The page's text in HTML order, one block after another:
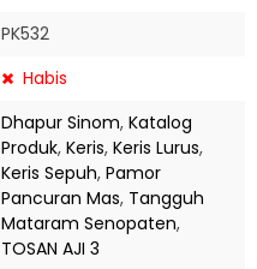
PK532
Habis
Dhapur Sinom, Katalog
Produk, Keris, Keris Lurus,
Keris Sepuh, Pamor
Pancuran Mas, Tangguh
Mataram Senopaten,
TOSAN AJI 3